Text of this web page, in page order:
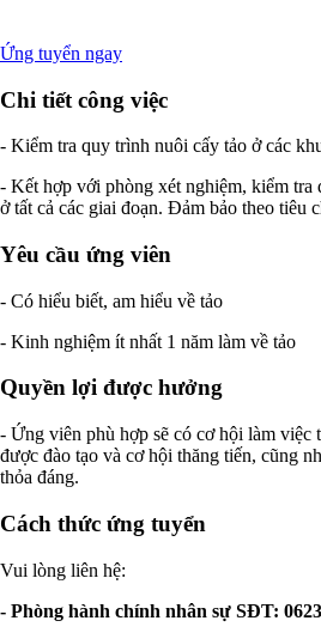
Ứng tuyển ngay
Chi tiết công việc
- Kiểm tra quy trình nuôi cấy tảo ở các
- Kết hợp với phòng xét nghiệm, kiểm tra
ở tất cả các giai đoạn. Đảm bảo theo tiêu
Yêu cầu ứng viên
- Có hiểu biết, am hiểu về tảo
- Kinh nghiệm ít nhất 1 năm làm về tảo
Quyền lợi được hưởng
- Ứng viên phù hợp sẽ có cơ hội làm việc
được đào tạo và cơ hội thăng tiến, cũng
thỏa đáng.
Cách thức ứng tuyển
Vui lòng liên hệ:
- Phòng hành chính nhân sự SĐT: